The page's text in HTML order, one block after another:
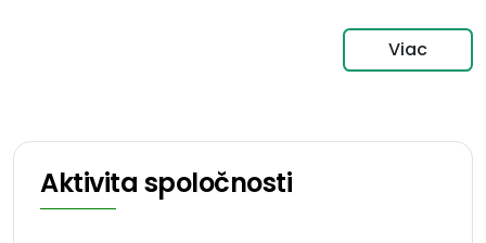
Viac
Aktivita spoločnosti